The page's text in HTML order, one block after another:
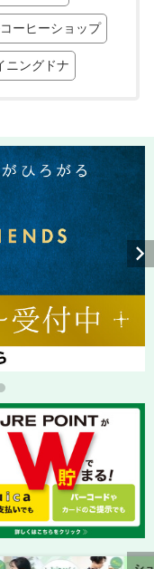
ーヒーショップ
ニングドナ